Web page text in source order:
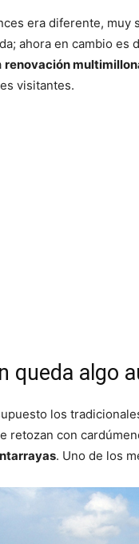
era diferente, muy
ahora en cambio es
renovación
visitantes.
queda algo
los
retozan con
. Uno de los